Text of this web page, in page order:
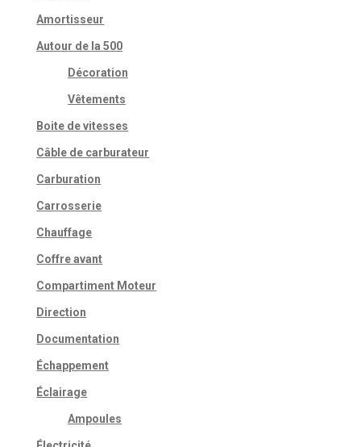
Amortisseur
Autour de la 500
Décoration
Vêtements
Boite de vitesses
Câble de carburateur
Carburation
Carrosserie
Chauffage
Coffre avant
Compartiment Moteur
Direction
Documentation
Échappement
Éclairage
Ampoules